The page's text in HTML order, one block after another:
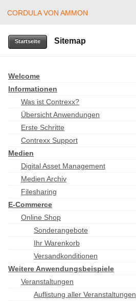
CORDULA VON AMMON
SUCHE
+49 (0)8382 24403
Startseite Sitemap
Welcome
Informationen
Was ist Contrexx?
Übersicht Anwendungen
Erste Schritte
Contrexx Support
Medien
Digital Asset Management
Medien Archiv
Filesharing
E-Commerce
Online Shop
Sonderangebote
Ihr Warenkorb
Versandkonditionen
Weitere Anwendungsbeispiele
Veranstaltungen
Auflistung aller Veranstaltungen